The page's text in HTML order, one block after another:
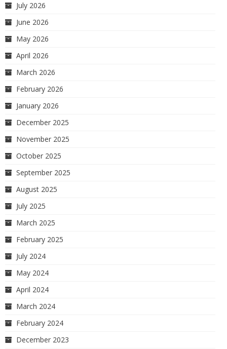
July 2026
June 2026
May 2026
April 2026
March 2026
February 2026
January 2026
December 2025
November 2025
October 2025
September 2025
August 2025
July 2025
March 2025
February 2025
July 2024
May 2024
April 2024
March 2024
February 2024
December 2023